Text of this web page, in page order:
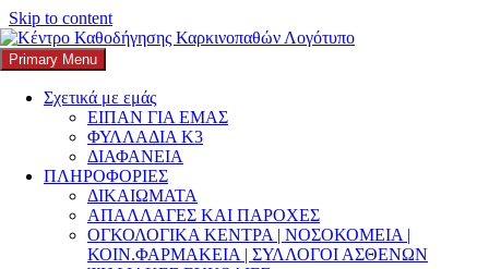
Skip to content
K3
ΚΕΝΤΡΟ ΚΑΘΟΔΗΓΗΣΗΣ ΚΑΡΚΙΝΟΠΑΘΩΝ
Primary Menu
Σχετικά με εμάς
ΕΙΠΑΝ ΓΙΑ ΕΜΑΣ
ΦΥΛΛΑΔΙΑ Κ3
ΔΙΑΦΑΝΕΙΑ
ΠΛΗΡΟΦΟΡΙΕΣ
ΔΙΚΑΙΩΜΑΤΑ
ΑΠΑΛΛΑΓΕΣ ΚΑΙ ΠΑΡΟΧΕΣ
ΟΓΚΟΛΟΓΙΚΑ ΚΕΝΤΡΑ | ΝΟΣΟΚΟΜΕΙΑ |
ΚΟΙΝ.ΦΑΡΜΑΚΕΙΑ | ΣΥΛΛΟΓΟΙ ΑΣΘΕΝΩΝ
Search
Αναζήτηση για:
Κατηγορία:Τεχνολογία &
Υγεία
Συνδιαμορφώνοντας τη Μυρτώ: Ένας